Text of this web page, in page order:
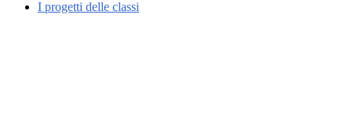
I progetti delle classi